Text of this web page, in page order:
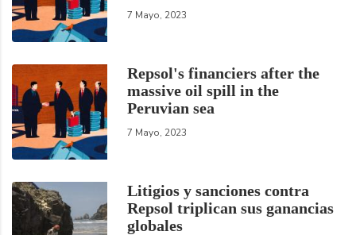
7 Mayo, 2023
Repsol's financiers after the
massive oil spill in the
Peruvian sea
7 Mayo, 2023
Litigios y sanciones contra
Repsol triplican sus ganancias
globales